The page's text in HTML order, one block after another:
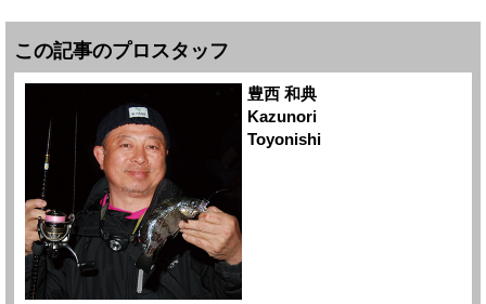
この記事のプロスタッフ
豊西 和典
Kazunori
Toyonishi